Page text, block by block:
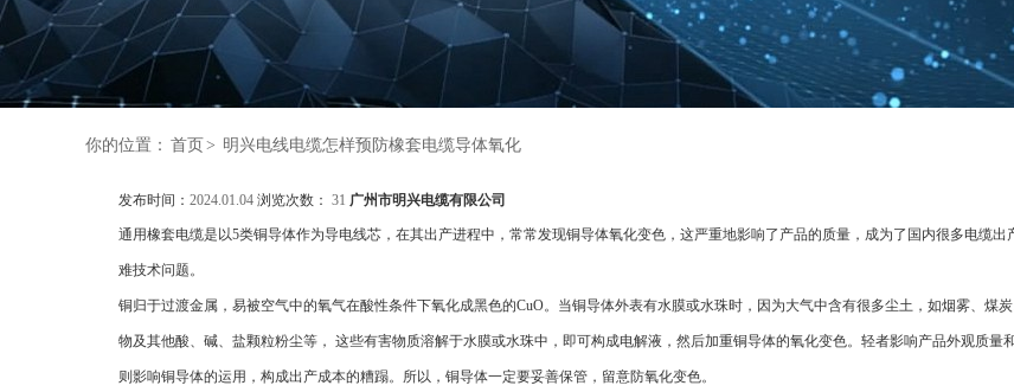
你的位置： 首页 > 明兴电线电缆怎样预防橡套电缆导体氧化
发布时间： 2024.01.04 浏览次数： 31 广州市明兴电缆有限公司
通用橡套电缆是以5类铜导体作为导电线芯，在其出产进程中，常常发现铜导体氧化变色，这严重地影响了产品的质量，成为了国内很多电缆出
难技术问题。
铜归于过渡金属，易被空气中的氧气在酸性条件下氧化成黑色的CuO。当铜导体外表有水膜或水珠时，因为大气中含有很多尘土，如烟雾、煤
物及其他酸、碱、盐颗粒粉尘等， 这些有害物质溶解于水膜或水珠中，即可构成电解液，然后加重铜导体的氧化变色。轻者影响产品外观质量
则影响铜导体的运用，构成出产成本的糟蹋。所以，铜导体一定要妥善保管，留意防氧化变色。